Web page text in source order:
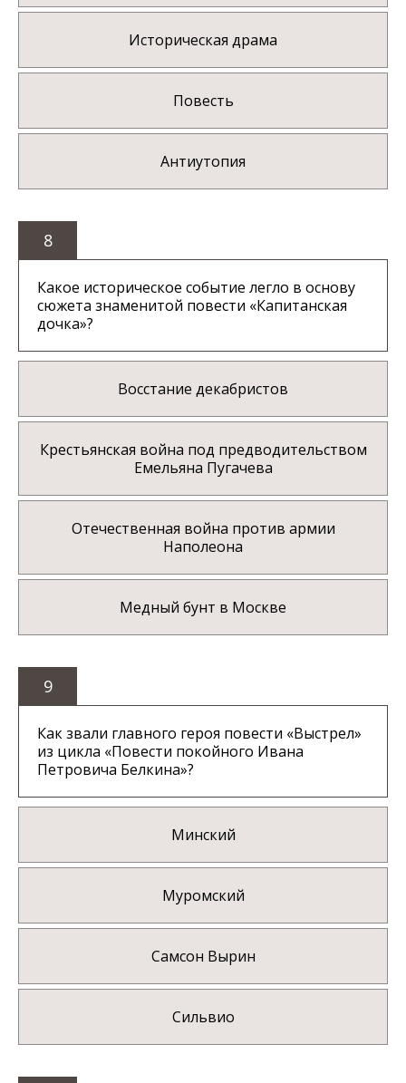
Историческая драма
Повесть
Антиутопия
8
Какое историческое событие легло в основу
сюжета знаменитой повести «Капитанская
дочка»?
Восстание декабристов
Крестьянская война под предводительством
Емельяна Пугачева
Отечественная война против армии
Наполеона
Медный бунт в Москве
9
Как звали главного героя повести «Выстрел»
из цикла «Повести покойного Ивана
Петровича Белкина»?
Минский
Муромский
Самсон Вырин
Сильвио